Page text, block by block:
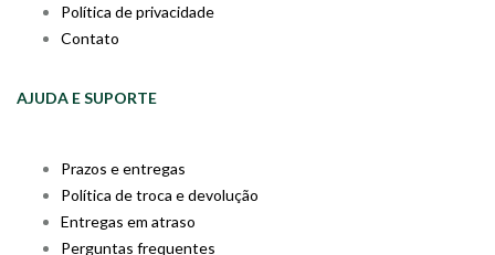
Política de privacidade
Contato
AJUDA E SUPORTE
Prazos e entregas
Política de troca e devolução
Entregas em atraso
Perguntas frequentes